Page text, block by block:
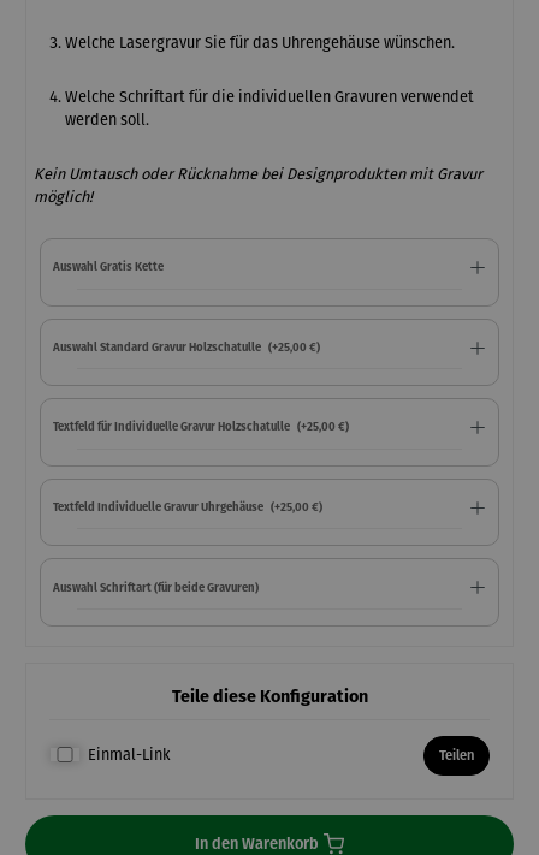
Welche Lasergravur Sie für das Uhrengehäuse wünschen.
Welche Schriftart für die individuellen Gravuren verwendet
werden soll.
Kein Umtausch oder Rücknahme bei Designprodukten mit Gravur
möglich!
Auswahl Gratis Kette
Auswahl Standard Gravur Holzschatulle (+25,00 €)
Textfeld für Individuelle Gravur Holzschatulle (+25,00 €)
Textfeld Individuelle Gravur Uhrgehäuse (+25,00 €)
Auswahl Schriftart (für beide Gravuren)
Teile diese Konfiguration
Einmal-Link Teilen
In den Warenkorb